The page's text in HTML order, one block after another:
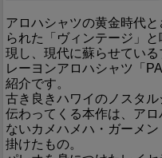
アロハシャツの黄金時代
られた「ヴィンテージ」
現し、現代に蘇らせてい
レーヨンアロハシャツ「
紹介です。
古き良きハワイのノスタ
伝わってくる本作は、ア
ないカメハメハ・ガーメ
掛けたもの。